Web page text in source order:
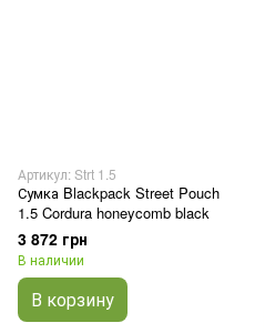
Артикул: Strt 1.5
Сумка Blackpack Street Pouch
1.5 Cordura honeycomb black
3 872 грн
В наличии
В корзину